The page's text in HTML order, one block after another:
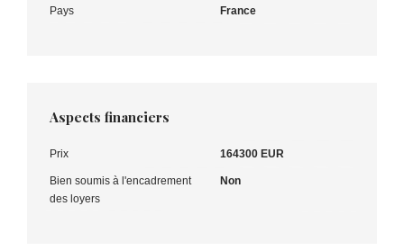
Pays France
Aspects financiers
Prix 164300 EUR
Bien soumis à l'encadrement
des loyers
Non